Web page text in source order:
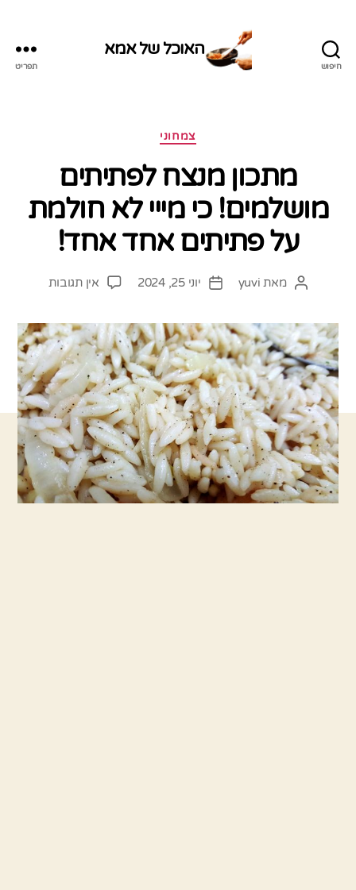
חיפוש
האוכל של אמא
תפריט
קטגוריותצמחוני
מתכון מנצח לפתיתים
מושלמים! כי מייי לא חולמת
על פתיתים אחד אחד!
המחבר
מאת yuvi
תאריך
יוני 25, 2024 אין תגובותעל
לפתיתים
מושלמים!
כי
מייי
לא
חולמת
על
פתיתים
אחד
אחד!